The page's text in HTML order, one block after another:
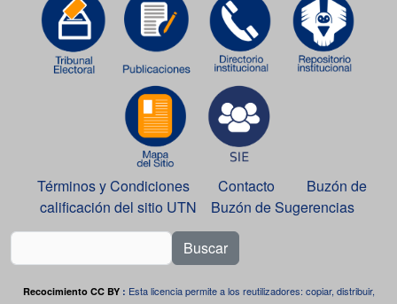
Términos y Condiciones Contacto
Buzón de
calificación del sitio UTN
Buzón de Sugerencias
Buscar
Recocimiento CC BY : Esta licencia permite a los reutilizadores: copiar, distribuir,